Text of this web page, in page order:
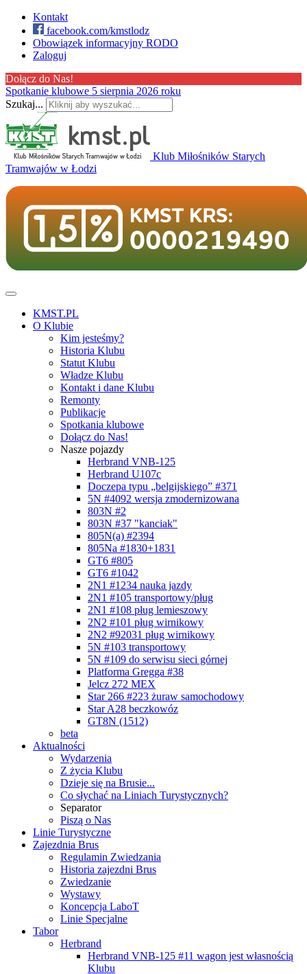
Kontakt
facebook.com/kmstlodz
Obowiązek informacyjny RODO
Zaloguj
Dołącz do Nas!
Spotkanie klubowe 5 sierpnia 2026 roku
Szukaj...
Klub Miłośników Starych
Tramwajów w Łodzi
KMST.PL
O Klubie
Kim jesteśmy?
Historia Klubu
Statut Klubu
Władze Klubu
Kontakt i dane Klubu
Remonty
Publikacje
Spotkania klubowe
Dołącz do Nas!
Nasze pojazdy
Herbrand VNB-125
Herbrand U107c
Doczepa typu „belgijskiego” #371
5N #4092 wersja zmodernizowana
803N #2
803N #37 "kanciak"
805N(a) #2394
805Na #1830+1831
GT6 #805
GT6 #1042
2N1 #1234 nauka jazdy
2N1 #105 transportowy/pług
2N1 #108 pług lemieszowy
2N2 #101 pług wirnikowy
2N2 #92031 pług wirnikowy
5N #103 transportowy
5N #109 do serwisu sieci górnej
Platforma Gregga #38
Jelcz 272 MEX
Star 266 #223 żuraw samochodowy
Star A28 beczkowóz
GT8N (1512)
beta
Aktualności
Wydarzenia
Z życia Klubu
Dzieje się na Brusie...
Co słychać na Liniach Turystycznych?
Separator
Piszą o Nas
Linie Turystyczne
Zajezdnia Brus
Regulamin Zwiedzania
Historia zajezdni Brus
Zwiedzanie
Wystawy
Koncepcja LaboT
Linie Specjalne
Tabor
Herbrand
Herbrand VNB-125 #11 wagon jest własnością
Klubu